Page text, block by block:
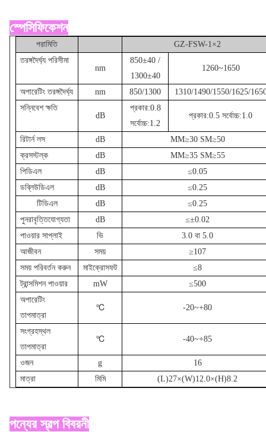
স্পেসিফিকেশন
পরামিতি
GZ-FSW-1×2
তরঙ্গদৈর্ঘ্য পরিসীমা
nm
850±40 /
1300±40
1260~1650
অপারেটিং তরঙ্গদৈর্ঘ্য nm 850/1300
1310/1490/1550/1625/
সন্নিবেশ ক্ষতি
dB
প্রকার:0.8
সর্বোচ্চ:1.2
প্রকার:0.5 সর্বোচ্চ:1.0
রিটার্ন লস dB
MM≥30 SM≥50
ক্রসস্টল্ক
dB
MM≥35 SM≥55
পিডিএল
dB
≤0.05
ডব্লিউডিএল
dB
≤0.25
টিডিএল
dB
≤0.25
পুনরাবৃত্তিযোগ্যতা
dB
≤±0.02
পাওয়ার সাপ্লাই
ভি
3.0 বা 5.0
আজীবন
সময়
≥107
সময় পরিবর্তন করুন
মাইক্রোসফট
≤8
ট্রান্সমিশন পাওয়ার
mW
≤500
অপারেটিং
তাপমাত্রা
℃ -20~+80
সংগ্রহস্থল
তাপমাত্রা
℃ -40~+85
ওজন g
16
মাত্রা
মিমি (L)27×(W)12.0×(H)8.2
পন্যের স্বল্প বিবরনী